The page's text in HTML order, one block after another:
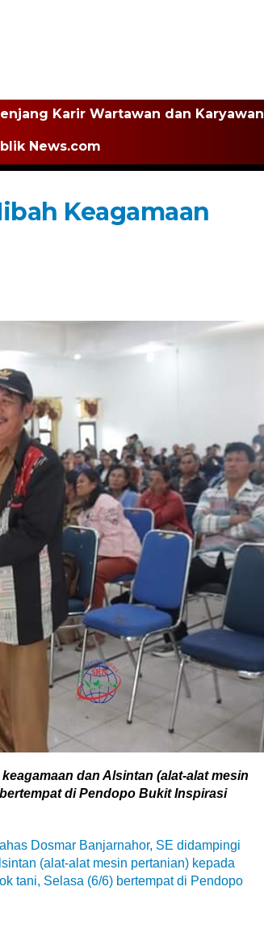
Karir Wartawan dan Karyawan
News.com
Keagamaan
dan Alsintan (alat-alat mesin
di Pendopo Bukit Inspirasi
Dosmar Banjarnahor, SE didampingi
(alat-alat mesin pertanian) kepada
tani, Selasa (6/6) bertempat di Pendopo